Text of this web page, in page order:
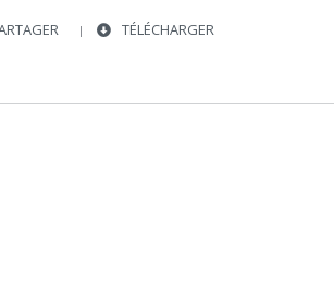
TÉLÉCHARGER